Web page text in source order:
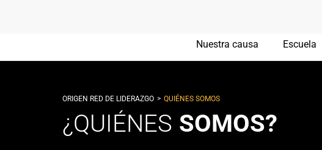
Nuestra causa Escuela
ORIGEN RED DE LIDERAZGO > QUIÉNES SOMOS
¿QUIÉNES SOMOS?